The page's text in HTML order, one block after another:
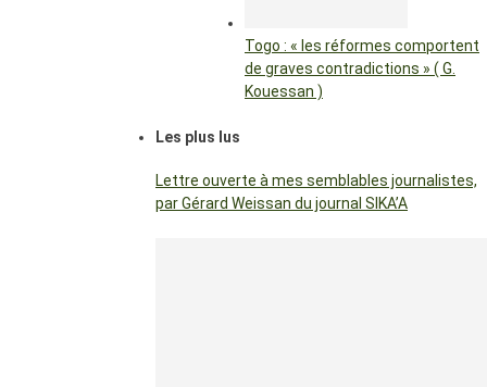
Togo : « les réformes comportent
de graves contradictions » ( G.
Kouessan )
Les plus lus
Lettre ouverte à mes semblables journalistes,
par Gérard Weissan du journal SIKA’A